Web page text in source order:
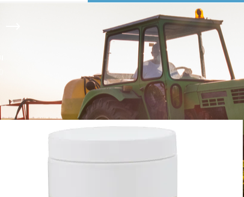
الرئيسية منتجات الصحة الحيوانية أدوية بيطرية